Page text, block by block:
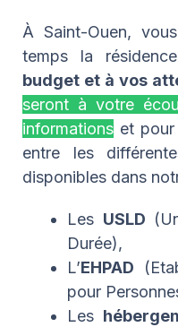
À Saint-Ouen,
temps la
budget et à vos
seront à votre
informations et
entre les
disponibles dans
Les USLD
Durée),
L’EHPAD
pour
Les